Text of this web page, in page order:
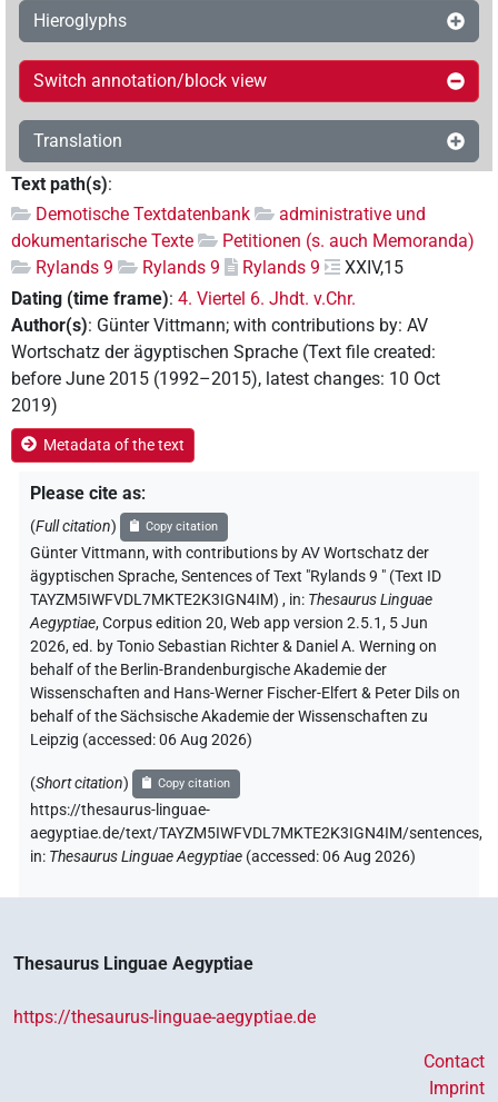
Hieroglyphs
Switch annotation/block view
Translation
Text path(s):
Demotische Textdatenbank
administrative und
dokumentarische Texte
Petitionen (s. auch Memoranda)
Rylands 9
Rylands 9 Rylands 9
XXIV,15
Dating (time frame): 4. Viertel 6. Jhdt. v.Chr.
Author(s): Günter Vittmann; with contributions by: AV
Wortschatz der ägyptischen Sprache (Text file created:
before June 2015 (1992–2015), latest changes: 10 Oct
2019)
Metadata of the text
Please cite as:
(Full citation) Copy citation
Günter Vittmann,with contributions byAV Wortschatz der
ägyptischen Sprache,Sentences of Text "Rylands 9 " (Text ID
TAYZM5IWFVDL7MKTE2K3IGN4IM) , in: Thesaurus Linguae
Aegyptiae,Corpus edition 20, Web app version 2.5.1, 5 Jun
2026, ed. by Tonio Sebastian Richter & Daniel A. Werning on
behalf of the Berlin-Brandenburgische Akademie der
Wissenschaften and Hans-Werner Fischer-Elfert & Peter Dils on
behalf of the Sächsische Akademie der Wissenschaften zu
Leipzig (accessed:06 Aug 2026)
(Short citation) Copy citation
https://thesaurus-linguae-
aegyptiae.de/text/TAYZM5IWFVDL7MKTE2K3IGN4IM/sentences,
in: Thesaurus Linguae Aegyptiae (accessed:06 Aug 2026)
Thesaurus Linguae Aegyptiae
https://thesaurus-linguae-aegyptiae.de
Contact
Imprint